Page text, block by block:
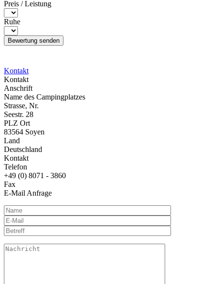
Preis / Leistung
Ruhe
Kontakt
Kontakt
Anschrift
Name des Campingplatzes
Strasse, Nr.
Seestr. 28
PLZ Ort
83564 Soyen
Land
Deutschland
Kontakt
Telefon
+49 (0) 8071 - 3860
Fax
E-Mail Anfrage